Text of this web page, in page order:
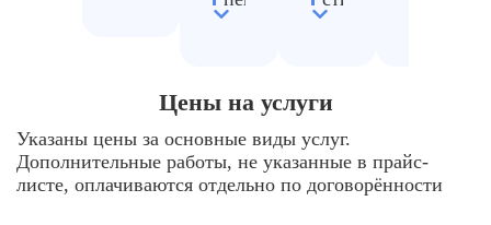
среднее,
выбора
оптимального
вакуумной
чистки,
подготовка
к
химчистке
средствами
дыма
и
пятен
от
Цены на услуги
Указаны цены за основные виды услуг.
Дополнительные работы, не указанные в прайс-
листе, оплачиваются отдельно по договорённости